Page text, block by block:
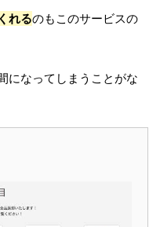
れるのもこのサービスの
になってしまうことがな